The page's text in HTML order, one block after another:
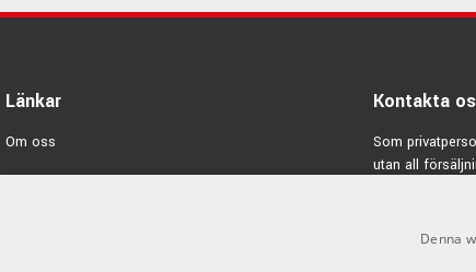
Länkar
Om oss
Varumärken
Kontakta
Som
utan all
Denna